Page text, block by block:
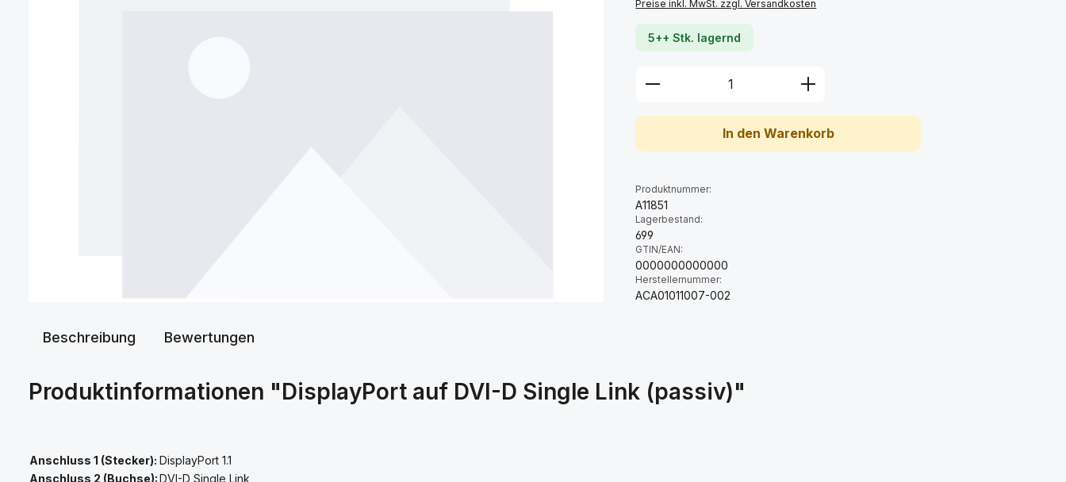
Preise inkl. MwSt. zzgl. Versandkosten
5++ Stk. lagernd
Produkt Anzahl: Gib den gewünschten Wert
In den Warenkorb
Produktnummer:
A11851
Lagerbestand:
699
GTIN/EAN:
0000000000000
Herstellernummer:
ACA01011007-002
Beschreibung Bewertungen
Produktinformationen "DisplayPort auf DVI-D Single Link (passiv)"
Anschluss 1 (Stecker): DisplayPort 1.1
Anschluss 2 (Buchse):DVI-D Single Link